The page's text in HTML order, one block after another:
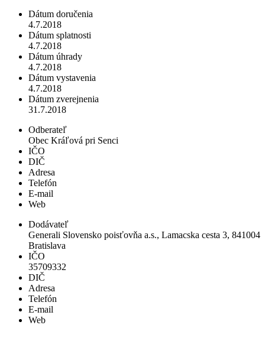
Dátum doručenia
4.7.2018
Dátum splatnosti
4.7.2018
Dátum úhrady
4.7.2018
Dátum vystavenia
4.7.2018
Dátum zverejnenia
31.7.2018
Odberateľ
Obec Kráľová pri Senci
IČO
DIČ
Adresa
Telefón
E-mail
Web
Dodávateľ
Generali Slovensko poisťovňa a.s., Lamacska cesta 3, 841004
Bratislava
IČO
35709332
DIČ
Adresa
Telefón
E-mail
Web